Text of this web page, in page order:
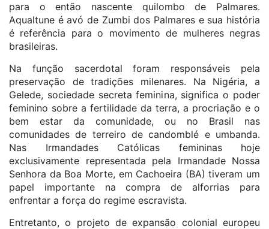
para o então nascente quilombo de Palmares.
Aqualtune é avó de Zumbi dos Palmares e sua história
é referência para o movimento de mulheres negras
brasileiras.
Na função sacerdotal foram responsáveis pela
preservação de tradições milenares. Na Nigéria, a
Gelede, sociedade secreta feminina, significa o poder
feminino sobre a fertilidade da terra, a procriação e o
bem estar da comunidade, ou no Brasil nas
comunidades de terreiro de candomblé e umbanda.
Nas Irmandades Católicas femininas hoje
exclusivamente representada pela Irmandade Nossa
Senhora da Boa Morte, em Cachoeira (BA) tiveram um
papel importante na compra de alforrias para
enfrentar a força do regime escravista.
Entretanto, o projeto de expansão colonial europeu